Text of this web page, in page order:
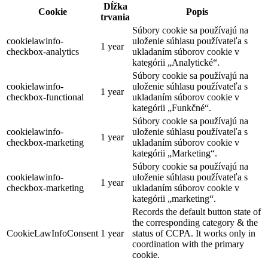
Cookie
Dĺžka
trvania
Popis
cookielawinfo-
checkbox-analytics
1 year
Súbory cookie sa používajú na
uloženie súhlasu používateľa s
ukladaním súborov cookie v
kategórii „Analytické“.
cookielawinfo-
checkbox-functional
1 year
Súbory cookie sa používajú na
uloženie súhlasu používateľa s
ukladaním súborov cookie v
kategórii „Funkčné“.
cookielawinfo-
checkbox-marketing
1 year
Súbory cookie sa používajú na
uloženie súhlasu používateľa s
ukladaním súborov cookie v
kategórii „Marketing“.
cookielawinfo-
checkbox-marketing
1 year
Súbory cookie sa používajú na
uloženie súhlasu používateľa s
ukladaním súborov cookie v
kategórii „marketing“.
CookieLawInfoConsent 1 year
Records the default button state of
the corresponding category & the
status of CCPA. It works only in
coordination with the primary
cookie.